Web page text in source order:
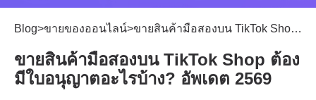
Blog>ขายของออนไลน์>ขายสินค้ามือสองบน TikTok Shop ต้องมีใบอนุญาตอะไรบ้าง? อัพเดต 2569
ขายสินค้ามือสองบน TikTok Shop ต้อง
มีใบอนุญาตอะไรบ้าง? อัพเดต 2569